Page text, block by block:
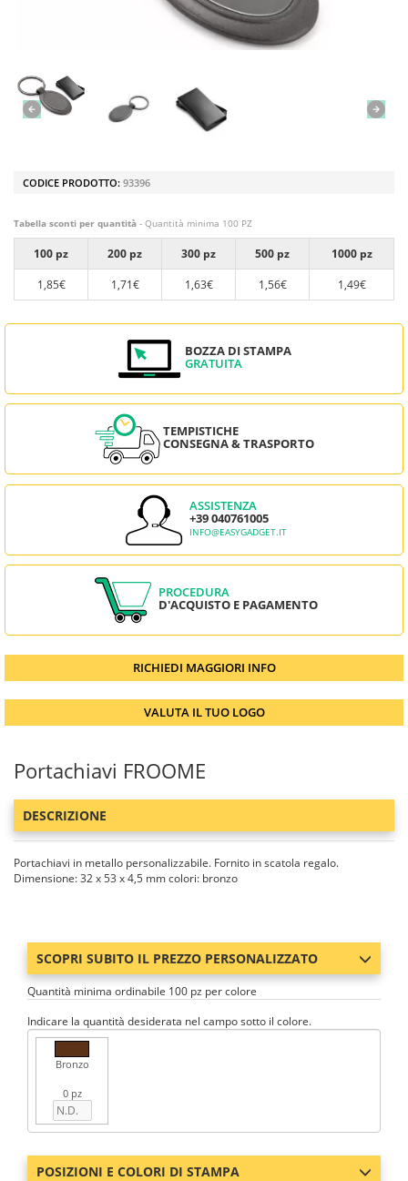
CODICE PRODOTTO: 93396
Tabella sconti per quantità - Quantità minima 100 PZ
100 pz 200 pz 300 pz 500 pz
1000 pz
1,85€
1,71€ 1,63€ 1,56€ 1,49€
BOZZA DI STAMPA
GRATUITA
TEMPISTICHE
CONSEGNA & TRASPORTO
ASSISTENZA
+39 040761005
INFO@EASYGADGET.IT
PROCEDURA
D'ACQUISTO E PAGAMENTO
RICHIEDI MAGGIORI INFO
VALUTA IL TUO LOGO
Portachiavi FROOME
DESCRIZIONE
Portachiavi in metallo personalizzabile. Fornito in scatola regalo.
Dimensione: 32 x 53 x 4,5 mm colori: bronzo
SCOPRI SUBITO IL PREZZO PERSONALIZZATO
Quantità minima ordinabile 100 pz per colore
Indicare la quantità desiderata nel campo sotto il colore.
Bronzo
0 pz
POSIZIONI E COLORI DI STAMPA